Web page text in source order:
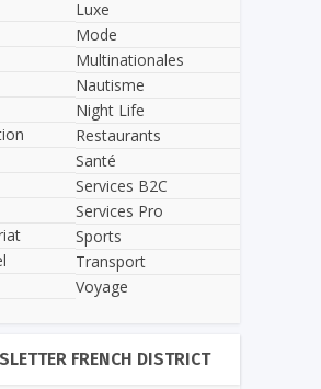
Luxe
Mode
Multinationales
Nautisme
Night Life
Restaurants
Santé
Services B2C
Services Pro
Sports
Transport
Voyage
FRENCH DISTRICT